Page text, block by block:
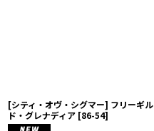
[シティ・オヴ・シグマー] フリーギル
ド・グレナディア [86-54]